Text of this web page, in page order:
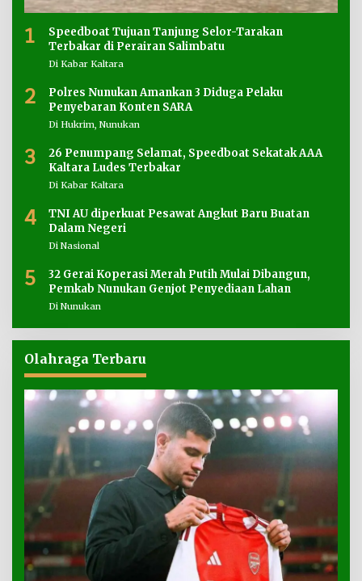
1
Speedboat Tujuan Tanjung Selor-Tarakan
Terbakar di Perairan Salimbatu
Di Kabar Kaltara
2
Polres Nunukan Amankan 3 Diduga Pelaku
Penyebaran Konten SARA
Di Hukrim, Nunukan
3
26 Penumpang Selamat, Speedboat Sekatak AAA
Kaltara Ludes Terbakar
Di Kabar Kaltara
4
TNI AU diperkuat Pesawat Angkut Baru Buatan
Dalam Negeri
Di Nasional
5
32 Gerai Koperasi Merah Putih Mulai Dibangun,
Pemkab Nunukan Genjot Penyediaan Lahan
Di Nunukan
Olahraga Terbaru